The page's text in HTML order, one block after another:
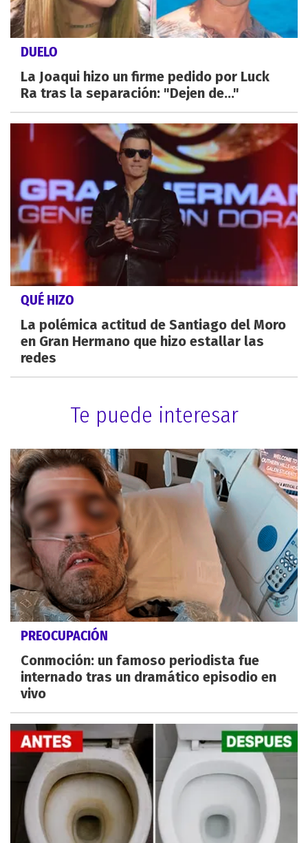
DUELO
La Joaqui hizo un firme pedido por Luck
Ra tras la separación: "Dejen de..."
QUÉ HIZO
La polémica actitud de Santiago del Moro
en Gran Hermano que hizo estallar las
redes
Te puede interesar
PREOCUPACIÓN
Conmoción: un famoso periodista fue
internado tras un dramático episodio en
vivo